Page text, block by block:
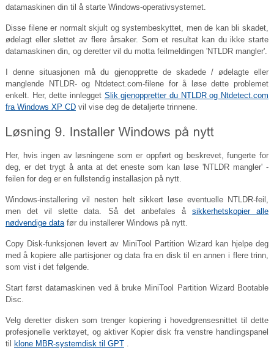
datamaskinen din til å starte Windows-operativsystemet.
Disse filene er normalt skjult og systembeskyttet, men de kan bli skadet,
ødelagt eller slettet av flere årsaker. Som et resultat kan du ikke starte
datamaskinen din, og deretter vil du motta feilmeldingen 'NTLDR mangler'.
I denne situasjonen må du gjenopprette de skadede / ødelagte eller
manglende NTLDR- og
Ntdetect.com-filenefor å løse dette problemet
enkelt. Her, dette innlegget Slik gjenoppretter du NTLDR og Ntdetect.com
fra Windows XP CDvil vise deg de detaljerte trinnene.
Her, hvis ingen av løsningene som er oppført og beskrevet, fungerte for
deg, er det trygt å anta at det eneste som kan løse 'NTLDR mangler' -
feilen for deg er en fullstendig installasjon på nytt.
Windows-installering vil nesten helt sikkert løse eventuelle NTLDR-feil,
men det vil slette data. Så det anbefales å sikkerhetskopier alle
nødvendige datafør du installerer Windows på nytt.
Copy Disk-funksjonen levert av MiniTool Partition Wizard kan hjelpe deg
med å kopiere alle partisjoner og data fra en disk til en annen i flere trinn,
som vist i det følgende.
Start først datamaskinen ved å bruke MiniTool Partition Wizard Bootable
Disc.
Velg deretter disken som trenger kopiering i hovedgrensesnittet til dette
profesjonelle verktøyet, og aktiver Kopier disk fra venstre handlingspanel
til
klone MBR-systemdisk til GPT.